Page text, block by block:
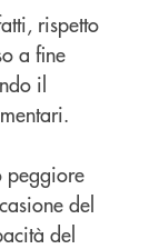
rispetto
a fine
il
peggiore
del
del